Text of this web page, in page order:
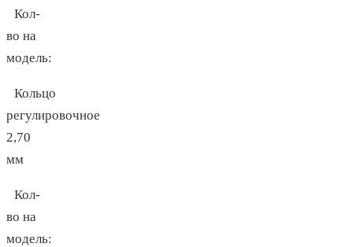
Кол-
во на
модель:
Кольцо
регулировочное
2,70
мм
Кол-
во на
модель: